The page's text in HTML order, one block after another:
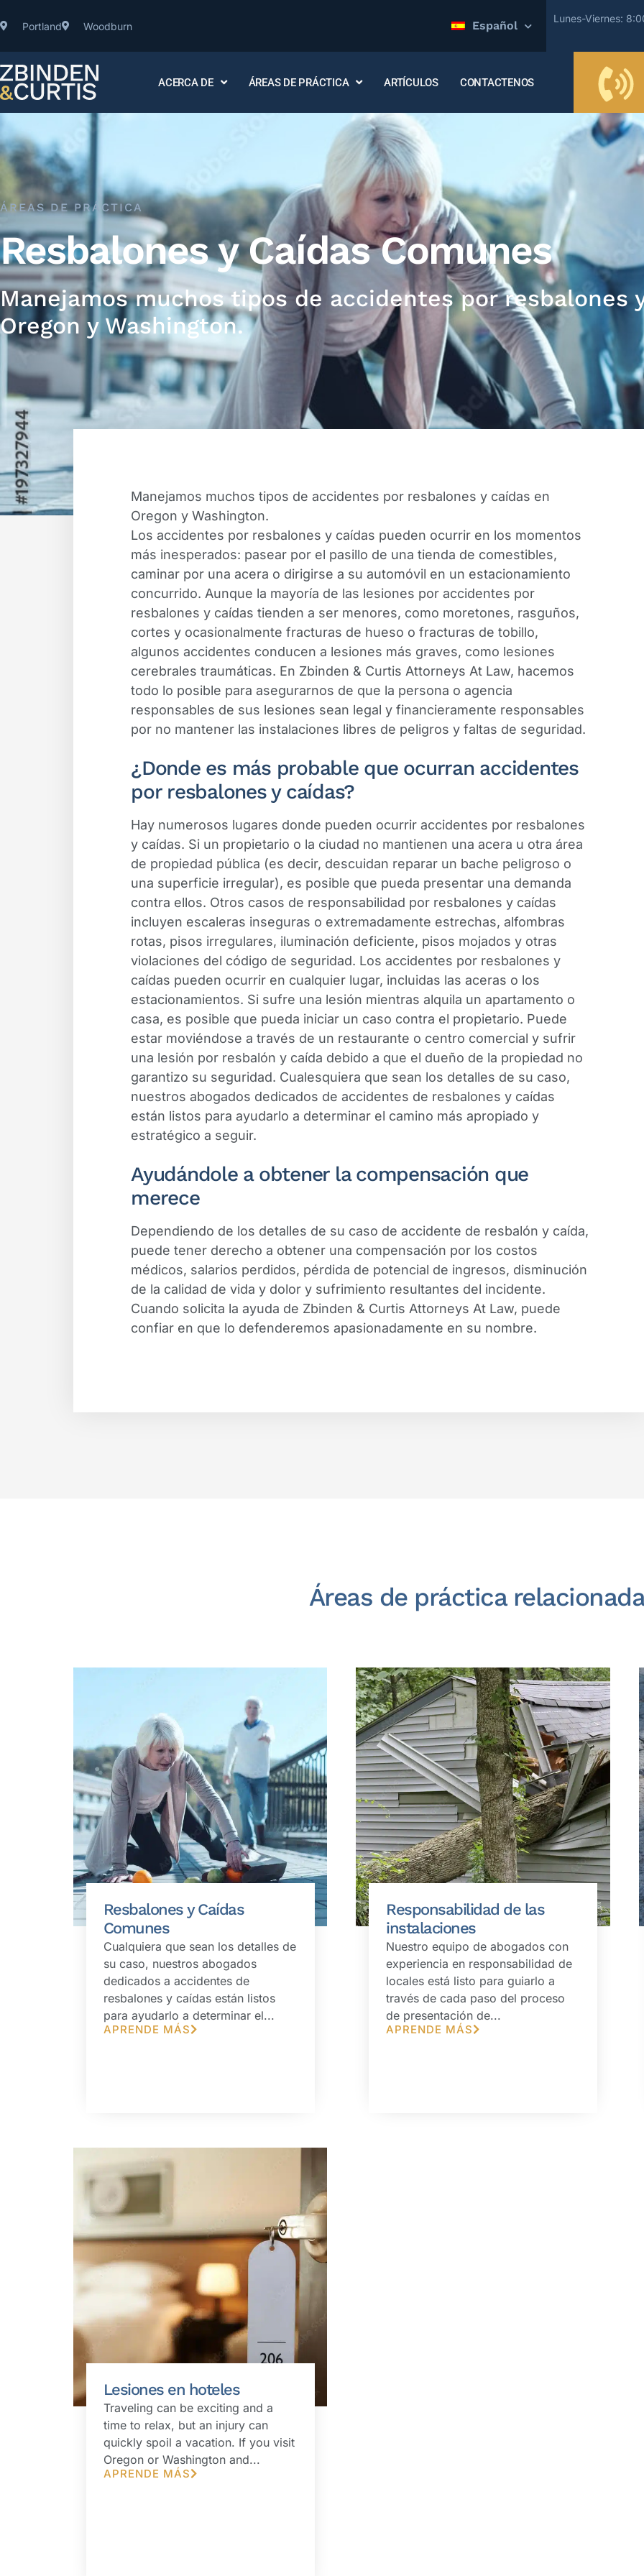
Portland Woodburn Español
Lunes-Viernes:
ACERCA DE ÁREAS DE PRÁCTICA ARTÍCULOS CONTACTENOS
ÁREAS DE PRÁCTICA
Resbalones y Caídas Comunes
Manejamos muchos tipos de accidentes por resbalones
Oregon y Washington.
Manejamos muchos tipos de accidentes por resbalones y caídas en
Oregon y Washington.
Los accidentes por resbalones y caídas pueden ocurrir en los momentos
más inesperados: pasear por el pasillo de una tienda de comestibles,
caminar por una acera o dirigirse a su automóvil en un estacionamiento
concurrido. Aunque la mayoría de las lesiones por accidentes por
resbalones y caídas tienden a ser menores, como moretones, rasguños,
cortes y ocasionalmente fracturas de hueso o fracturas de tobillo,
algunos accidentes conducen a lesiones más graves, como lesiones
cerebrales traumáticas. En Zbinden & Curtis Attorneys At Law, hacemos
todo lo posible para asegurarnos de que la persona o agencia
responsables de sus lesiones sean legal y financieramente responsables
por no mantener las instalaciones libres de peligros y faltas de seguridad.
¿Donde es más probable que ocurran accidentes
por resbalones y caídas?
Hay numerosos lugares donde pueden ocurrir accidentes por resbalones
y caídas. Si un propietario o la ciudad no mantienen una acera u otra área
de propiedad pública (es decir, descuidan reparar un bache peligroso o
una superficie irregular), es posible que pueda presentar una demanda
contra ellos. Otros casos de responsabilidad por resbalones y caídas
incluyen escaleras inseguras o extremadamente estrechas, alfombras
rotas, pisos irregulares, iluminación deficiente, pisos mojados y otras
violaciones del código de seguridad. Los accidentes por resbalones y
caídas pueden ocurrir en cualquier lugar, incluidas las aceras o los
estacionamientos. Si sufre una lesión mientras alquila un apartamento o
casa, es posible que pueda iniciar un caso contra el propietario. Puede
estar moviéndose a través de un restaurante o centro comercial y sufrir
una lesión por resbalón y caída debido a que el dueño de la propiedad no
garantizo su seguridad. Cualesquiera que sean los detalles de su caso,
nuestros abogados dedicados de accidentes de resbalones y caídas
están listos para ayudarlo a determinar el camino más apropiado y
estratégico a seguir.
Ayudándole a obtener la compensación que
merece
Dependiendo de los detalles de su caso de accidente de resbalón y caída,
puede tener derecho a obtener una compensación por los costos
médicos, salarios perdidos, pérdida de potencial de ingresos, disminución
de la calidad de vida y dolor y sufrimiento resultantes del incidente.
Cuando solicita la ayuda de Zbinden & Curtis Attorneys At Law, puede
confiar en que lo defenderemos apasionadamente en su nombre.
Áreas de práctica
Resbalones y Caídas
Comunes
Cualquiera que sean los detalles de
su caso, nuestros abogados
dedicados a accidentes de
resbalones y caídas están listos
para ayudarlo a determinar el...
APRENDE MÁS
Responsabilidad de las
instalaciones
Nuestro equipo de abogados con
experiencia en responsabilidad de
locales está listo para guiarlo a
través de cada paso del proceso
de presentación de...
APRENDE MÁS
Lesiones en hoteles
Traveling can be exciting and a
time to relax, but an injury can
quickly spoil a vacation. If you visit
Oregon or Washington and...
APRENDE MÁS